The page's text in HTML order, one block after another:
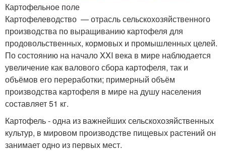
Картофельное поле
Картофелеводство — отрасль сельскохозяйственного
производства по выращиванию картофеля для
продовольственных, кормовых и промышленных целей.
По состоянию на начало XXI века в мире наблюдается
увеличение как валового сбора картофеля, так и
объёмов его переработки; примерный объём
производства картофеля в мире на душу населения
составляет 51 кг.
Картофель - одна из важнейших сельскохозяйственных
культур, в мировом производстве пищевых растений он
занимает одно из первых мест.